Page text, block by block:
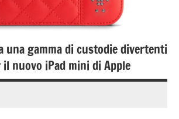
una gamma di custodie divertenti
il nuovo iPad mini di Apple